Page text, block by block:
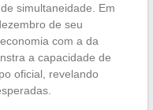
simultaneidade. Em
de seu
com a da
a capacidade de
oficial, revelando